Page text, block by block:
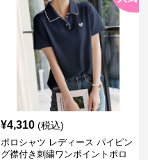
¥4,310 (税込)
ポロシャツ レディース パイピン
グ襟付き刺繍ワンポイントポロ